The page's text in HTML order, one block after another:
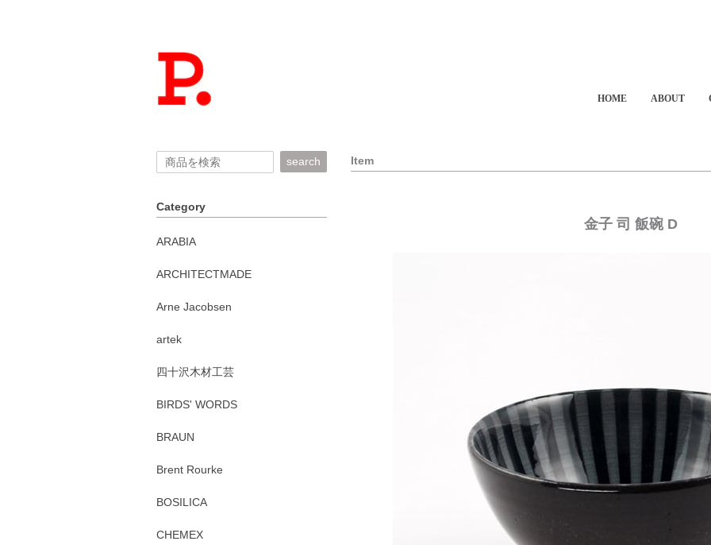
HOME ABOUT
Item
金子 司 飯碗 D
search
Category
ARABIA
ARCHITECTMADE
Arne Jacobsen
artek
四十沢木材工芸
BIRDS' WORDS
BRAUN
Brent Rourke
BOSILICA
CHEMEX